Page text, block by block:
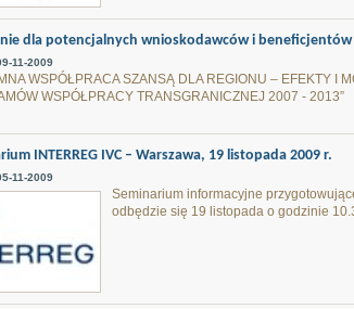
dla potencjalnych wnioskodawców i
11-2009
WSPÓŁPRACA SZANSĄ DLA REGIONU – EFEKTY I
WSPÓŁPRACY TRANSGRANICZNEJ 2007 - 2013”
INTERREG IVC – Warszawa, 19 listopada 2009 r.
11-2009
Seminarium informacyjne
odbędzie się 19 listopada o godzinie